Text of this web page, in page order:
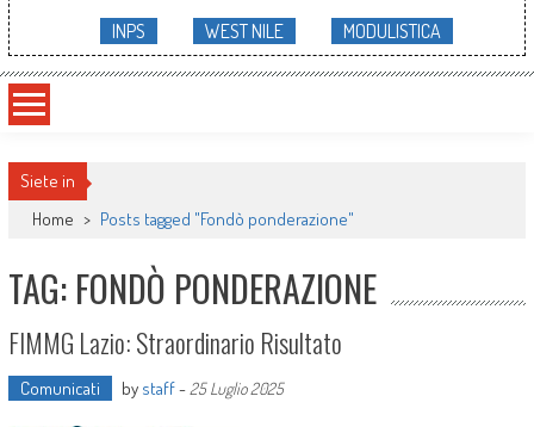
INPS WEST NILE MODULISTICA
Siete in
Home > Posts tagged "Fondò ponderazione"
TAG: FONDÒ PONDERAZIONE
FIMMG Lazio: Straordinario Risultato
Comunicati by staff- 25 Luglio 2025